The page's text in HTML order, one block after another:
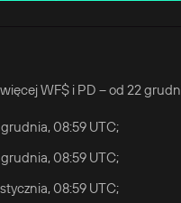
WF$ i PD – od 22
08:59 UTC;
08:59 UTC;
08:59 UTC;